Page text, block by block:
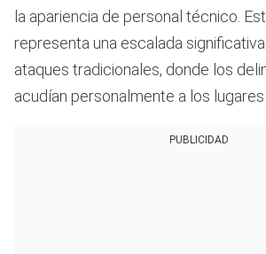
la apariencia de personal técnico.
representa una escalada
ataques tradicionales, donde los
acudían personalmente a los
PUBLICIDAD